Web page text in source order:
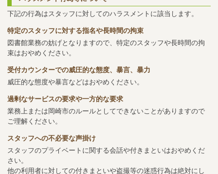
下記の行為はスタッフに対してのハラスメントに該当します。
特定のスタッフに対する指名や長時間の拘束
図書館業務の妨げとなりますので、特定のスタッフや長時間の拘
束はおやめください。
受付カウンターでの威圧的な態度、暴言、暴力
威圧的な態度や暴言などはおやめください。
過剰なサービスの要求や一方的な要求
業務上または岡崎市のルールとしてできないことがありますので
ご理解ください。
スタッフへの不必要な声掛け
スタッフのプライベートに関する会話や付きまといはおやめくだ
さい。
他の利用者に対しての付きまといや盗撮等の迷惑行為は絶対にし